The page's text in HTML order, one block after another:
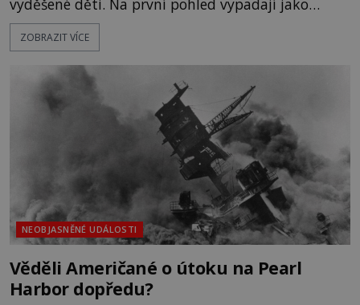
vyděšené děti. Na první pohled vypadají jako
každé jiné, až na jednu děsivou výjimku. Jejich
kůže má nazelenalý odstín, mluví
kromě syrových bobů. Příběh se rychle stává
jednou z největších záhad středověké Anglie a ani
po téměř devíti stech letech není
ZOBRAZIT VÍCE
NEOBJASNĚNÉ UDÁLOSTI
Věděli Američané o útoku na Pearl
Harbor dopředu?